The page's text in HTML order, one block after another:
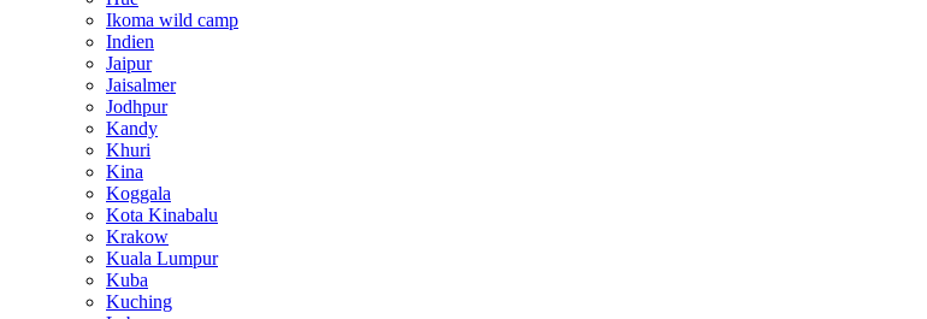
Ikoma wild camp
Indien
Jaipur
Jaisalmer
Jodhpur
Kandy
Khuri
Kina
Koggala
Kota Kinabalu
Krakow
Kuala Lumpur
Kuba
Kuching